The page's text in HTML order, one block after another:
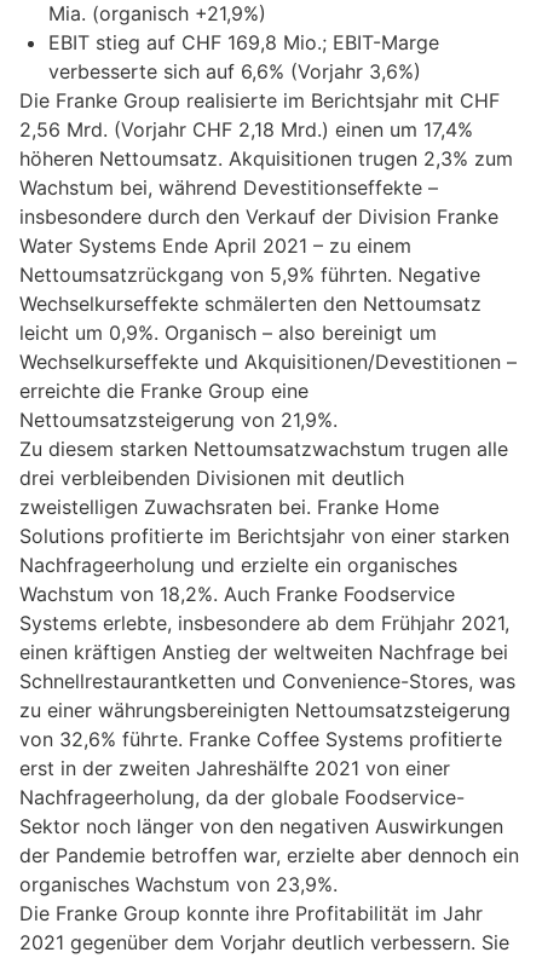
Mia. (organisch +21,9%)
EBIT stieg auf CHF 169,8 Mio.; EBIT-Marge
verbesserte sich auf 6,6% (Vorjahr 3,6%)
Die Franke Group realisierte im Berichtsjahr mit CHF
2,56 Mrd. (Vorjahr CHF 2,18 Mrd.) einen um 17,4%
höheren Nettoumsatz. Akquisitionen trugen 2,3% zum
Wachstum bei, während Devestitionseffekte –
insbesondere durch den Verkauf der Division Franke
Water Systems Ende April 2021 – zu einem
Nettoumsatzrückgang von 5,9% führten. Negative
Wechselkurseffekte schmälerten den Nettoumsatz
leicht um 0,9%. Organisch – also bereinigt um
Wechselkurseffekte und Akquisitionen/Devestitionen –
erreichte die Franke Group eine
Nettoumsatzsteigerung von 21,9%.
Zu diesem starken Nettoumsatzwachstum trugen alle
drei verbleibenden Divisionen mit deutlich
zweistelligen Zuwachsraten bei. Franke Home
Solutions profitierte im Berichtsjahr von einer starken
Nachfrageerholung und erzielte ein organisches
Wachstum von 18,2%. Auch Franke Foodservice
Systems erlebte, insbesondere ab dem Frühjahr 2021,
einen kräftigen Anstieg der weltweiten Nachfrage bei
Schnellrestaurantketten und Convenience-Stores, was
zu einer währungsbereinigten Nettoumsatzsteigerung
von 32,6% führte. Franke Coffee Systems profitierte
erst in der zweiten Jahreshälfte 2021 von einer
Nachfrageerholung, da der globale Foodservice-
Sektor noch länger von den negativen Auswirkungen
der Pandemie betroffen war, erzielte aber dennoch ein
organisches Wachstum von 23,9%.
Die Franke Group konnte ihre Profitabilität im Jahr
2021 gegenüber dem Vorjahr deutlich verbessern. Sie